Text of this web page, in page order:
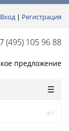
Вход| Регистрация
(495) 105 96 88
предложение